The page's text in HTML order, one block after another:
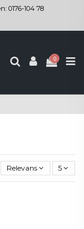
0176-104 78
0
Relevans 5